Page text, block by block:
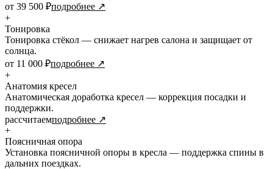
от 39 500 ₽подробнее ↗
+
Тонировка
Тонировка стёкол — снижает нагрев салона и защищает от
солнца.
от 11 000 ₽подробнее ↗
+
Анатомия кресел
Анатомическая доработка кресел — коррекция посадки и
поддержки.
рассчитаемподробнее ↗
+
Поясничная опора
Установка поясничной опоры в кресла — поддержка спины в
дальних поездках.